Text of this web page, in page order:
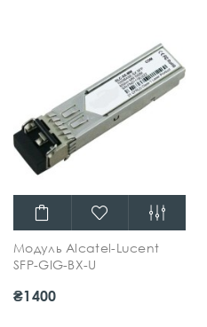
Модуль Alcatel-Lucent
SFP-GIG-BX-U
₴1400